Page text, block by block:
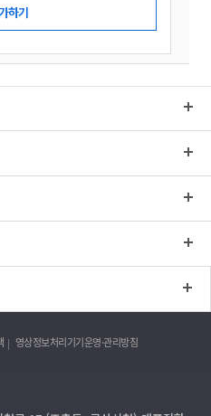
영상정보처리기기운영·관리방침